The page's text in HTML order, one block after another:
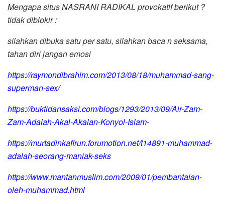
Mengapa situs NASRANI RADIKAL provokatif berikut ?
tidak diblokir :
silahkan dibuka satu per satu, silahkan baca n seksama,
tahan diri jangan emosi
https://raymondibrahim.com/2013/08/18/muhammad-sang-
superman-sex/
https://buktidansaksi.com/blogs/1293/2013/09/Air-Zam-
Zam-Adalah-Akal-Akalan-Konyol-Islam-
https://murtadinkafirun.forumotion.net/t14891-muhammad-
adalah-seorang-maniak-seks
https://www.mantanmuslim.com/2009/01/pembantaian-
oleh-muhammad.html